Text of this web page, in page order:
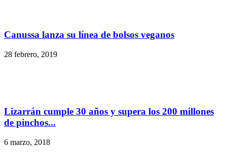
Canussa lanza su línea de bolsos veganos
28 febrero, 2019
Lizarrán cumple 30 años y supera los 200 millones
de pinchos...
6 marzo, 2018